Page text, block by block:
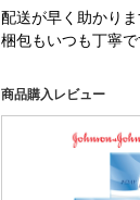
配送が早く助かりま
梱包もいつも丁寧で
商品購入レビュー